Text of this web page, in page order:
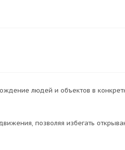
людей и объектов в
позволяя избегать